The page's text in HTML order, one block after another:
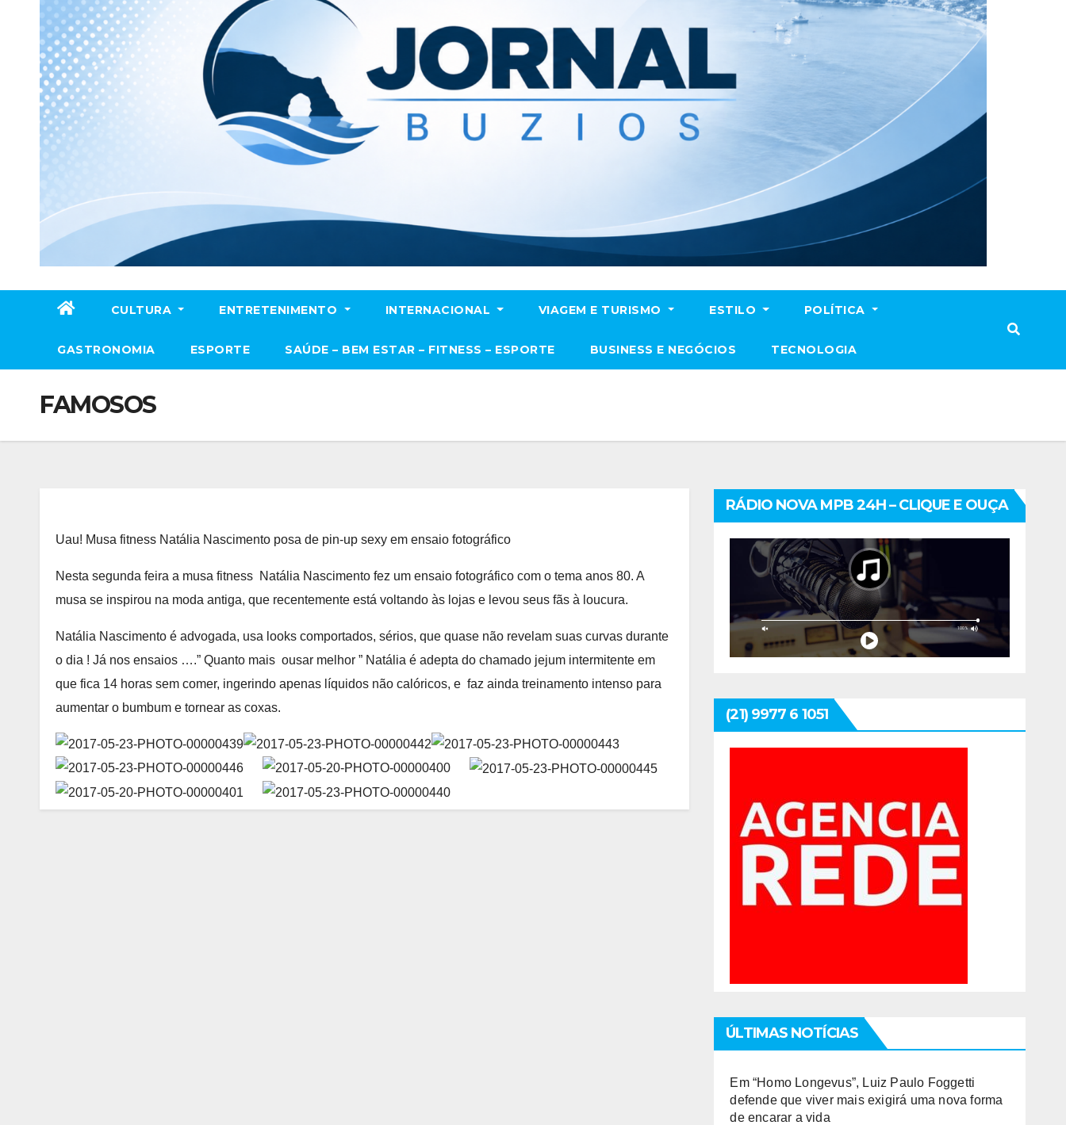
CULTURA ENTRETENIMENTO INTERNACIONAL VIAGEM E TURISMO ESTILO POLÍTICA
GASTRONOMIA ESPORTE SAÚDE – BEM ESTAR – FITNESS – ESPORTE BUSINESS E NEGÓCIOS TECNOLOGIA
FAMOSOS
Uau! Musa fitness Natália Nascimento posa de pin-up sexy em ensaio fotográfico
Nesta segunda feira a musa fitness Natália Nascimento fez um ensaio fotográfico com o tema anos 80. A
musa se inspirou na moda antiga, que recentemente está voltando às lojas e levou seus fãs à loucura.
Natália Nascimento é advogada, usa looks comportados, sérios, que quase não revelam suas curvas durante
o dia ! Já nos ensaios ….” Quanto mais ousar melhor ” Natália é adepta do chamado jejum intermitente em
que fica 14 horas sem comer, ingerindo apenas líquidos não calóricos, e faz ainda treinamento intenso para
aumentar o bumbum e tornear as coxas.
RÁDIO NOVA MPB 24H – CLIQUE E OUÇA
(21) 9977 6 1051
ÚLTIMAS NOTÍCIAS
Em “Homo Longevus”, Luiz Paulo Foggetti
defende que viver mais exigirá uma nova forma
de encarar a vida